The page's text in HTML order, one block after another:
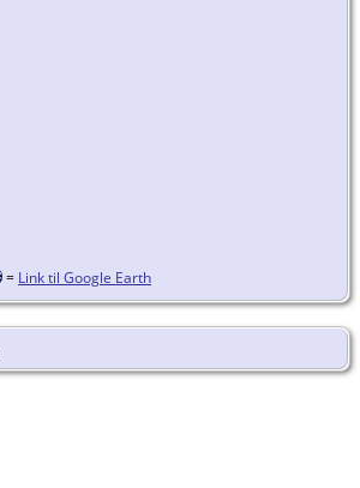
= Link til Google Earth